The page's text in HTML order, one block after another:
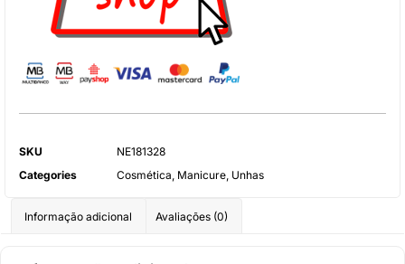
SKU
NE181328
Categories
Cosmética, Manicure, Unhas
Informação adicional Avaliações (0)